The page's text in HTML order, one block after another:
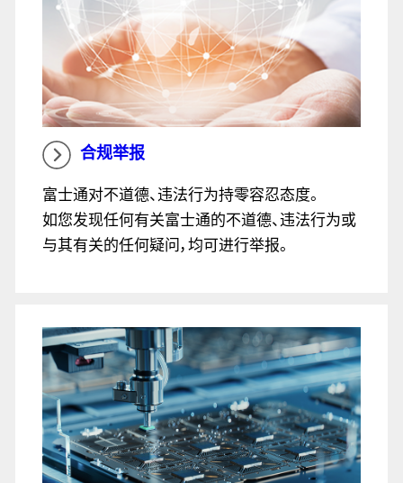
合规举报
富士通对不道德、违法行为持零容忍态度。
如您发现任何有关富士通的不道德、违法行为或
与其有关的任何疑问，均可进行举报。